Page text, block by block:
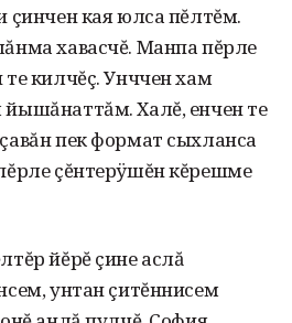
çинчен кая юлса пĕлтĕм.
хавасчĕ. Манпа пĕрле
килчĕç. Унччен хам
Халĕ, енчен те
пек фор­мат сыхланса
çĕнтерÿшĕн кĕрешме
йĕрĕ çине аслă
унтан çитĕннисем